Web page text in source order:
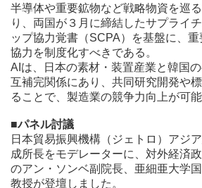
半導体や重要鉱物など戦略物資を巡
り、両国が３月に締結したサプライ
ップ協力覚書（SCPA）を基盤に、
協力を制度化すべきである。
AIは、日本の素材・装置産業と韓国
互補完関係にあり、共同研究開発や
ることで、製造業の競争力向上が可能
■パネル討議
日本貿易振興機構（ジェトロ）アジ
成所長をモデレーターに、対外経済
のアン・ソンベ副院長、亜細亜大学
教授が登壇しました。